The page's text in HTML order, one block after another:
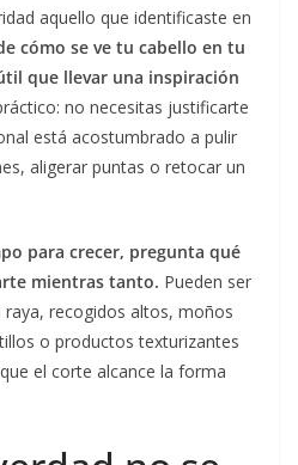
aquello que identificaste en
cómo se ve tu cabello en tu
que llevar una inspiración
no necesitas justificarte
está acostumbrado a pulir
aligerar puntas o retocar un
para crecer, pregunta qué
mientras tanto. Pueden ser
recogidos altos, moños
o productos texturizantes
el corte alcance la forma